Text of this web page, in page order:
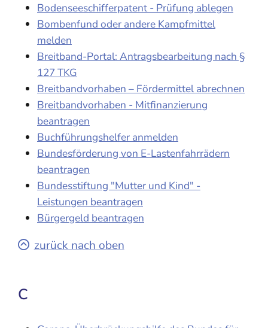
Bodenseeschifferpatent - Prüfung ablegen
Bombenfund oder andere Kampfmittel
melden
Breitband-Portal: Antragsbearbeitung nach §
127 TKG
Breitbandvorhaben – Fördermittel abrechnen
Breitbandvorhaben - Mitfinanzierung
beantragen
Buchführungshelfer anmelden
Bundesförderung von E-Lastenfahrrädern
beantragen
Bundesstiftung "Mutter und Kind" -
Leistungen beantragen
Bürgergeld beantragen
zurück nach oben
C